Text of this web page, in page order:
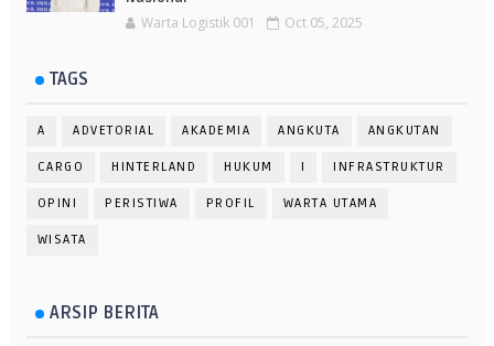
Warta Logistik 001 Oct 05, 2025
TAGS
A ADVETORIAL AKADEMIA ANGKUTA ANGKUTAN
CARGO HINTERLAND HUKUM I INFRASTRUKTUR
OPINI PERISTIWA PROFIL WARTA UTAMA
WISATA
ARSIP BERITA